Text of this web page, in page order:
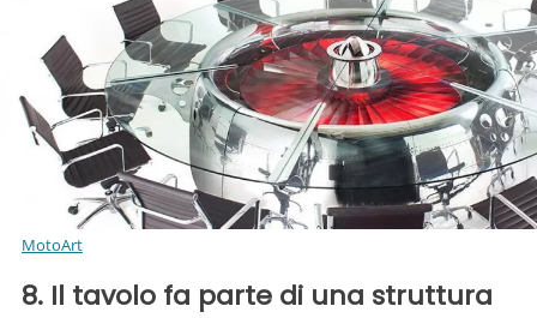
MotoArt
8. Il tavolo fa parte di una struttura